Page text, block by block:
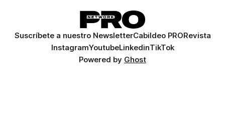
Suscríbete a nuestro NewsletterCabildeo PRORevista
InstagramYoutubeLinkedinTikTok
Powered by Ghost